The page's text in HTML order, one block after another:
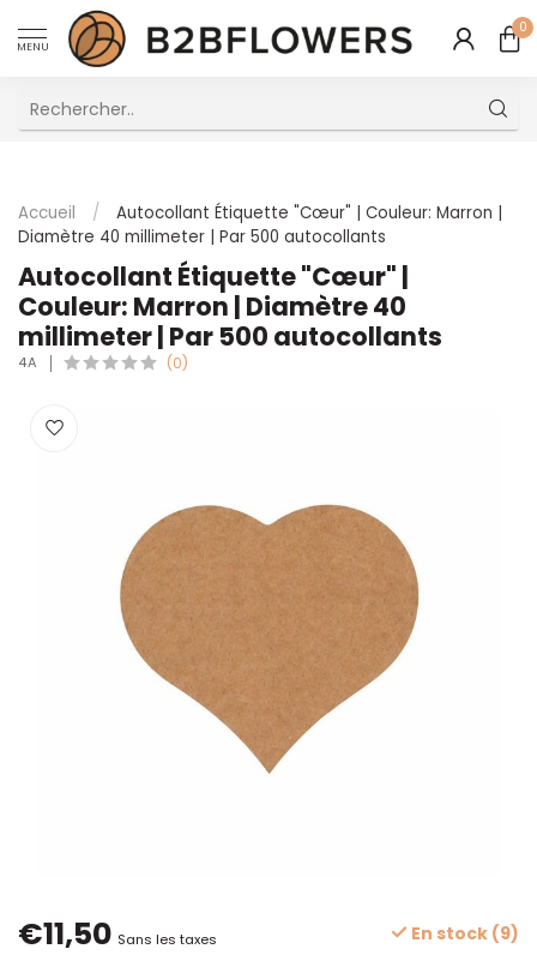
MENU
0
Accueil /
Autocollant Étiquette "Cœur" | Couleur: Marron |
Diamètre 40 millimeter | Par 500 autocollants
Autocollant Étiquette "Cœur" |
Couleur: Marron | Diamètre 40
millimeter | Par 500 autocollants
4A (0)
€11,50 Sans les taxes En stock (9)